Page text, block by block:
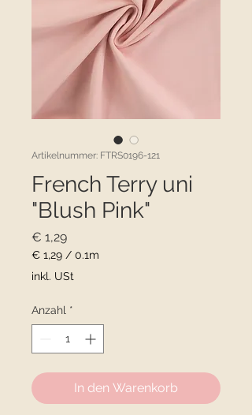
Artikelnummer: FTRS0196-121
French Terry uni
"Blush Pink"
€ 1,29Preis
€ 1,29 / 0.1m
€ 1,29
Meter
inkl. USt
Anzahl *
In den Warenkorb